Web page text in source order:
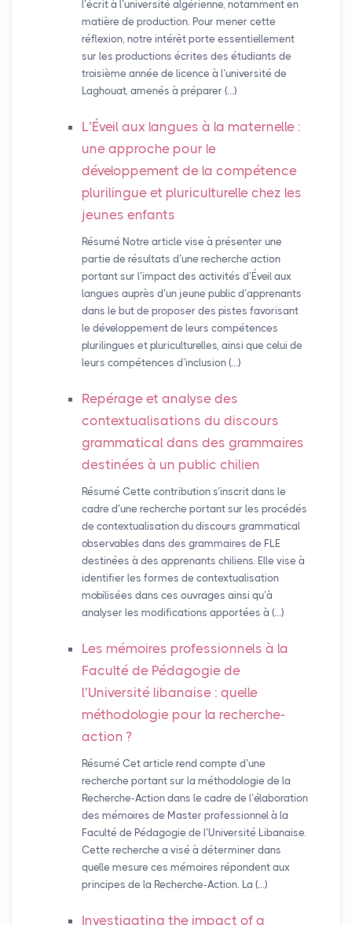
l’écrit à l’université algérienne, notamment en
matière de production. Pour mener cette
réflexion, notre intérêt porte essentiellement
sur les productions écrites des étudiants de
troisième année de licence à l’université de
Laghouat, amenés à préparer (…)
L’Éveil aux langues à la maternelle :
une approche pour le
développement de la compétence
plurilingue et pluriculturelle chez les
jeunes enfants
Résumé Notre article vise à présenter une
partie de résultats d’une recherche action
portant sur l’impact des activités d’Éveil aux
langues auprès d’un jeune public d’apprenants
dans le but de proposer des pistes favorisant
le développement de leurs compétences
plurilingues et pluriculturelles, ainsi que celui de
leurs compétences d’inclusion (…)
Repérage et analyse des
contextualisations du discours
grammatical dans des grammaires
destinées à un public chilien
Résumé Cette contribution s’inscrit dans le
cadre d’une recherche portant sur les procédés
de contextualisation du discours grammatical
observables dans des grammaires de FLE
destinées à des apprenants chiliens. Elle vise à
identifier les formes de contextualisation
mobilisées dans ces ouvrages ainsi qu’à
analyser les modifications apportées à (…)
Les mémoires professionnels à la
Faculté de Pédagogie de
l’Université libanaise : quelle
méthodologie pour la recherche-
action ?
Résumé Cet article rend compte d’une
recherche portant sur la méthodologie de la
Recherche-Action dans le cadre de l’élaboration
des mémoires de Master professionnel à la
Faculté de Pédagogie de l’Université Libanaise.
Cette recherche a visé à déterminer dans
quelle mesure ces mémoires répondent aux
principes de la Recherche-Action. La (…)
Investigating the impact of a